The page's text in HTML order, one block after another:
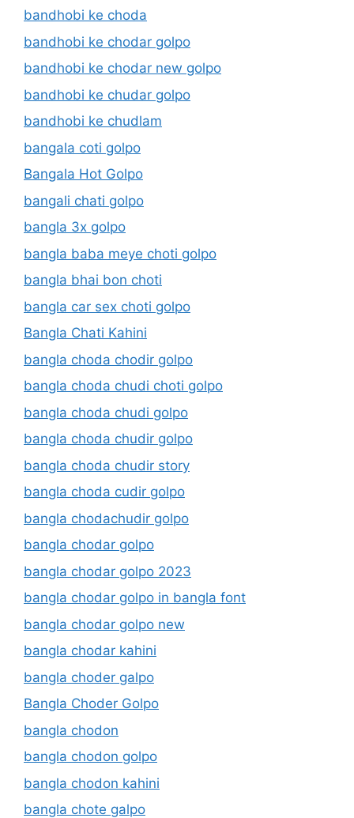
bandhobi ke choda
bandhobi ke chodar golpo
bandhobi ke chodar new golpo
bandhobi ke chudar golpo
bandhobi ke chudlam
bangala coti golpo
Bangala Hot Golpo
bangali chati golpo
bangla 3x golpo
bangla baba meye choti golpo
bangla bhai bon choti
bangla car sex choti golpo
Bangla Chati Kahini
bangla choda chodir golpo
bangla choda chudi choti golpo
bangla choda chudi golpo
bangla choda chudir golpo
bangla choda chudir story
bangla choda cudir golpo
bangla chodachudir golpo
bangla chodar golpo
bangla chodar golpo 2023
bangla chodar golpo in bangla font
bangla chodar golpo new
bangla chodar kahini
bangla choder galpo
Bangla Choder Golpo
bangla chodon
bangla chodon golpo
bangla chodon kahini
bangla chote galpo